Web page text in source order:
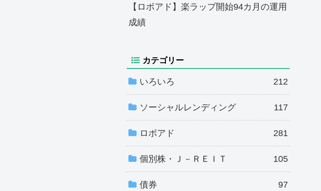
【ロボアド】楽ラップ開始94カ月の運用
成績
カテゴリー
いろいろ 212
ソーシャルレンディング 117
ロボアド 281
個別株・Ｊ－ＲＥＩＴ 105
債券 97